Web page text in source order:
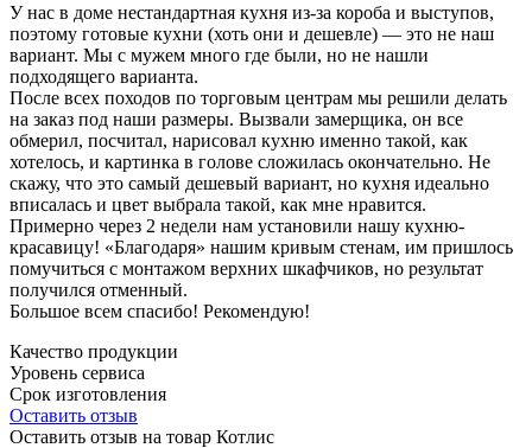
У нас в доме нестандартная кухня из-за короба и выступов,
поэтому готовые кухни (хоть они и дешевле) — это не наш
вариант. Мы с мужем много где были, но не нашли
подходящего варианта.
После всех походов по торговым центрам мы решили делать
на заказ под наши размеры. Вызвали замерщика, он все
обмерил, посчитал, нарисовал кухню именно такой, как
хотелось, и картинка в голове сложилась окончательно. Не
скажу, что это самый дешевый вариант, но кухня идеально
вписалась и цвет выбрала такой, как мне нравится.
Примерно через 2 недели нам установили нашу кухню-
красавицу! «Благодаря» нашим кривым стенам, им пришлось
помучиться с монтажом верхних шкафчиков, но результат
получился отменный.
Большое всем спасибо! Рекомендую!
Качество продукции
Уровень сервиса
Срок изготовления
Оставить отзыв
Оставить отзыв на товар Котлис